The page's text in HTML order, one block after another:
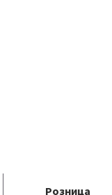
Розница